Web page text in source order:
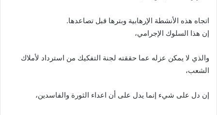
اتجاه هذه الأنشطة الإرهابية وبترها قبل تصاعدها.
إن هذا السلوك الإجرامي،
والذي لا يمكن عزله عما حققته لجنة التفكيك من استرداد لأملاك
الشعب،
إن دل على شيء إنما يدل على أن اعداء الثورة والفاسدين،